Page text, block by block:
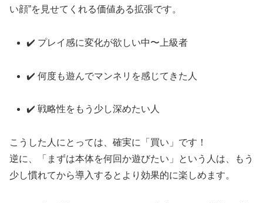
い顔”を見せてくれる価値ある拡張です。
✔️ プレイ感に変化が欲しい中〜上級者
✔️ 何度も遊んでマンネリを感じてきた人
✔️ 戦略性をもう少し深めたい人
こうした人にとっては、確実に「買い」です！
逆に、「まずは本体を何回か遊びたい」という人は、もう
少し慣れてから導入するとより効果的に楽しめます。